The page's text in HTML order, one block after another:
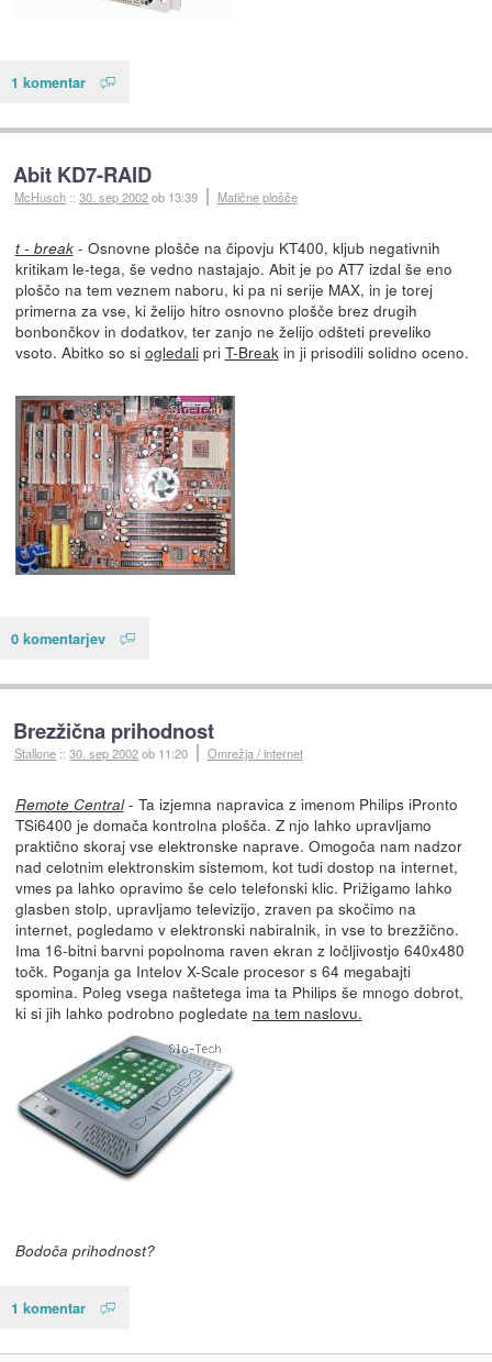
1 komentar
Abit KD7-RAID
McHusch ::30. sep 2002ob 13:39 Matične plošče
t - break- Osnovne plošče na čipovju KT400, kljub negativnih
kritikam le-tega, še vedno nastajajo. Abit je po AT7 izdal še eno
ploščo na tem veznem naboru, ki pa ni serije MAX, in je torej
primerna za vse, ki želijo hitro osnovno plošče brez drugih
bonbončkov in dodatkov, ter zanjo ne želijo odšteti preveliko
vsoto. Abitko so si ogledalipri T-Breakin ji prisodili solidno oceno.
0 komentarjev
Brezžična prihodnost
Stallone ::30. sep 2002ob 11:20 Omrežja / internet
Remote Central- Ta izjemna napravica z imenom Philips iPronto
TSi6400 je domača kontrolna plošča. Z njo lahko upravljamo
praktično skoraj vse elektronske naprave. Omogoča nam nadzor
nad celotnim elektronskim sistemom, kot tudi dostop na internet,
vmes pa lahko opravimo še celo telefonski klic. Prižigamo lahko
glasben stolp, upravljamo televizijo, zraven pa skočimo na
internet, pogledamo v elektronski nabiralnik, in vse to brezžično.
Ima 16-bitni barvni popolnoma raven ekran z ločljivostjo 640x480
točk. Poganja ga Intelov X-Scale procesor s 64 megabajti
spomina. Poleg vsega naštetega ima ta Philips še mnogo dobrot,
ki si jih lahko podrobno pogledate na tem naslovu.
Bodoča prihodnost?
1 komentar